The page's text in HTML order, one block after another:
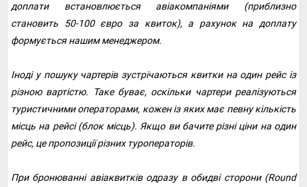
доплати встановлюється авіакомпаніями (приблизно
становить 50-100 євро за квиток), а рахунок на доплату
формується нашим менеджером.
Іноді у пошуку чартерів зустрічаються квитки на один рейс із
різною вартістю. Таке буває, оскільки чартери реалізуються
туристичними операторами, кожен із яких має певну кількість
місць на рейсі (блок місць). Якщо ви бачите різні ціни на один
рейс, це пропозиції різних туроператорів.
При бронюванні авіаквитків одразу в обидві сторони (Round